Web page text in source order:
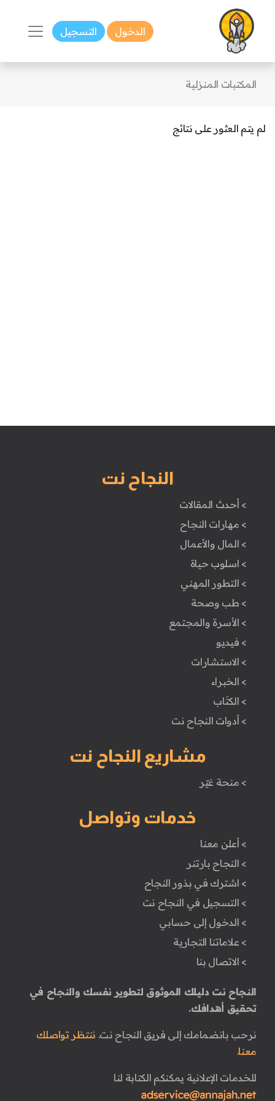
الدخول التسجيل
المكتبات المنزلية
لم يتم العثور على نتائج
النجاح نت
> أحدث المقالات
> مهارات النجاح
> المال والأعمال
> اسلوب حياة
> التطور المهني
> طب وصحة
> الأسرة والمجتمع
> فيديو
> الاستشارات
> الخبراء
> الكتَاب
> أدوات النجاح نت
مشاريع النجاح نت
> منحة غيّر
خدمات وتواصل
> أعلن معنا
> النجاح بارتنر
> اشترك في بذور النجاح
> التسجيل في النجاح نت
> الدخول إلى حسابي
> علاماتنا التجارية
> الاتصال بنا
النجاح نت دليلك الموثوق لتطوير نفسك والنجاح في
تحقيق أهدافك.
نرحب بانضمامك إلى فريق النجاح نت. ننتظر تواصلك
معنا.
للخدمات الإعلانية يمكنكم الكتابة لنا